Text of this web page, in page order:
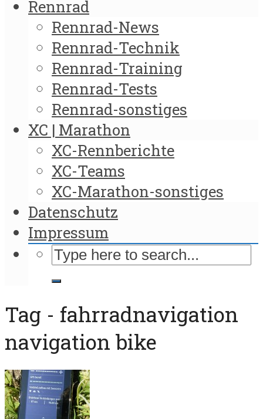
Rennrad
Rennrad-News
Rennrad-Technik
Rennrad-Training
Rennrad-Tests
Rennrad-sonstiges
XC | Marathon
XC-Rennberichte
XC-Teams
XC-Marathon-sonstiges
Datenschutz
Impressum
Tag - fahrradnavigation
navigation bike